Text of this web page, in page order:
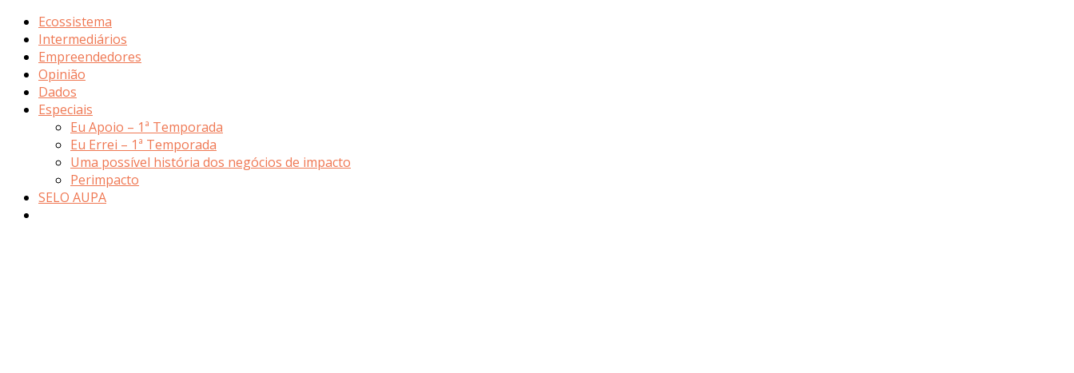
Ecossistema
Intermediários
Empreendedores
Opinião
Dados
Especiais
Eu Apoio – 1ª Temporada
Eu Errei – 1ª Temporada
Uma possível história dos negócios de impacto
Perimpacto
SELO AUPA